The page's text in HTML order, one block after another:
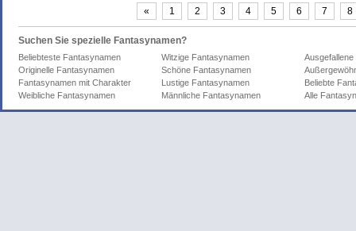
« 1 2 3 4 5 6 7 8
Suchen Sie spezielle Fantasynamen?
Beliebteste Fantasynamen Witzige Fantasynamen
Originelle Fantasynamen
Schöne Fantasynamen
Fantasynamen mit Charakter
Lustige Fantasynamen
Beliebte
Weibliche Fantasynamen
Männliche Fantasynamen Alle